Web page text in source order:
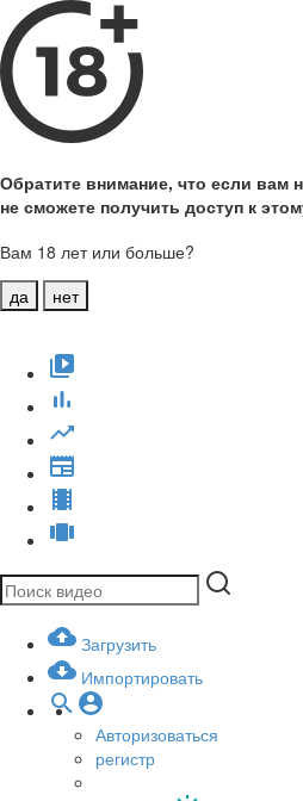
Обратите внимание, что если вам
не сможете получить доступ к
Вам 18 лет или больше?
да
нет
Загрузить
Импортировать
Авторизоваться
регистр